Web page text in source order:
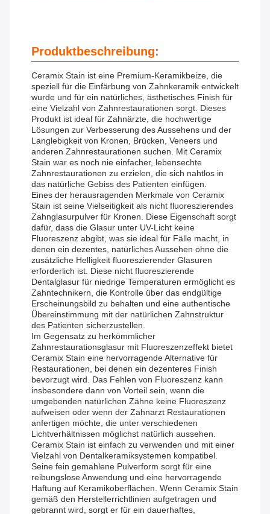
Produktbeschreibung:
Ceramix Stain ist eine Premium-Keramikbeize, die
speziell für die Einfärbung von Zahnkeramik entwickelt
wurde und für ein natürliches, ästhetisches Finish für
eine Vielzahl von Zahnrestaurationen sorgt. Dieses
Produkt ist ideal für Zahnärzte, die hochwertige
Lösungen zur Verbesserung des Aussehens und der
Langlebigkeit von Kronen, Brücken, Veneers und
anderen Zahnrestaurationen suchen. Mit Ceramix
Stain war es noch nie einfacher, lebensechte
Zahnrestaurationen zu erzielen, die sich nahtlos in
das natürliche Gebiss des Patienten einfügen.
Eines der herausragenden Merkmale von Ceramix
Stain ist seine Vielseitigkeit als nicht fluoreszierendes
Zahnglasurpulver für Kronen. Diese Eigenschaft sorgt
dafür, dass die Glasur unter UV-Licht keine
Fluoreszenz abgibt, was sie ideal für Fälle macht, in
denen ein dezentes, natürliches Aussehen ohne die
zusätzliche Helligkeit fluoreszierender Glasuren
erforderlich ist. Diese nicht fluoreszierende
Dentalglasur für niedrige Temperaturen ermöglicht es
Zahntechnikern, die Kontrolle über das endgültige
Erscheinungsbild zu behalten und eine authentische
Übereinstimmung mit der natürlichen Zahnstruktur
des Patienten sicherzustellen.
Im Gegensatz zu herkömmlicher
Zahnrestaurationsglasur mit Fluoreszenzeffekt bietet
Ceramix Stain eine hervorragende Alternative für
Restaurationen, bei denen ein dezenteres Finish
bevorzugt wird. Das Fehlen von Fluoreszenz kann
insbesondere dann von Vorteil sein, wenn die
umgebenden natürlichen Zähne keine Fluoreszenz
aufweisen oder wenn der Zahnarzt Restaurationen
anfertigen möchte, die unter verschiedenen
Lichtverhältnissen möglichst natürlich aussehen.
Ceramix Stain ist einfach zu verwenden und mit einer
Vielzahl von Dentalkeramiksystemen kompatibel.
Seine fein gemahlene Pulverform sorgt für eine
reibungslose Anwendung und eine hervorragende
Haftung auf Keramikoberflächen. Wenn Ceramix Stain
gemäß den Herstellerrichtlinien aufgetragen und
gebrannt wird, sorgt er für ein dauerhaftes,